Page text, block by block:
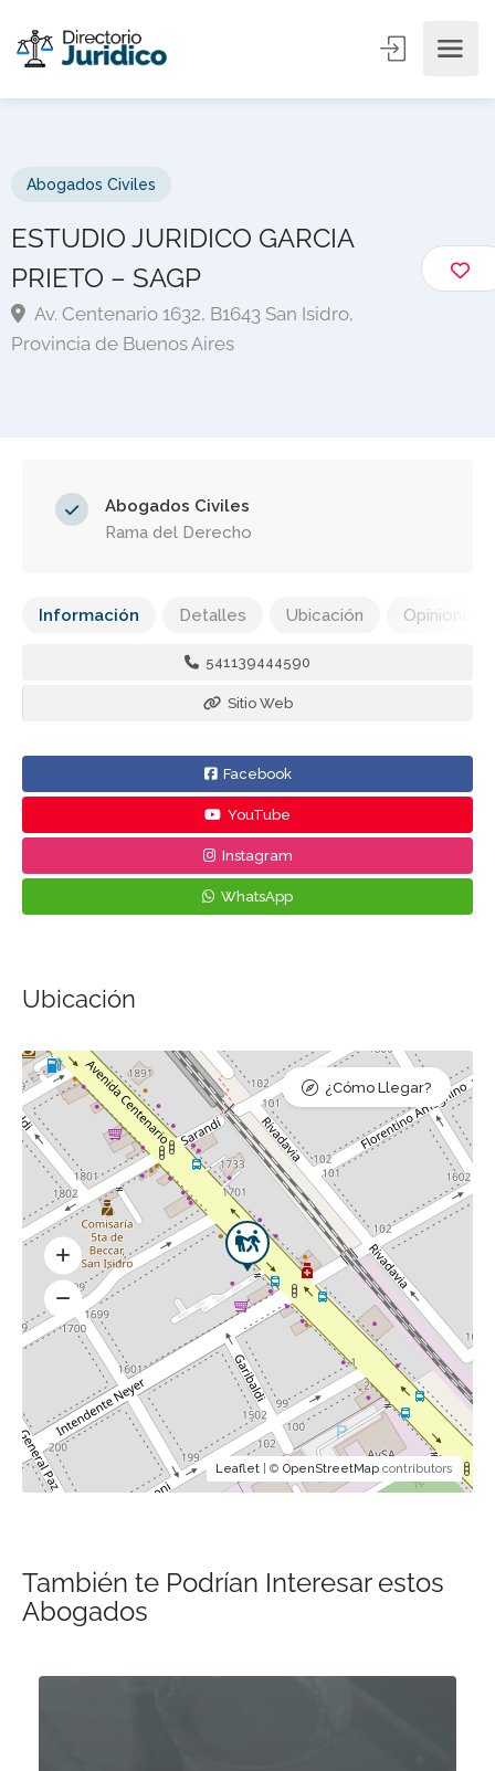
Abogados Civiles
ESTUDIO JURIDICO GARCIA
PRIETO – SAGP
Av. Centenario 1632, B1643 San Isidro,
Provincia de Buenos Aires
Abogados Civiles
Rama del Derecho
Información Detalles Ubicación Opiniones
541139444590
Sitio Web
Facebook
YouTube
Instagram
WhatsApp
Ubicación
Leaflet | © OpenStreetMap contributors
¿Cómo Llegar?
También te Podrían Interesar estos
Abogados